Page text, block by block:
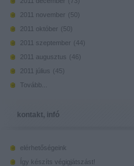
2011 november ( 50)
2011 október ( 50)
2011 szeptember ( 44)
2011 augusztus ( 46 )
2011 július ( 45)
Tovább
kontakt, infó
elérhetőségeink
Így készíts végigjátszást!